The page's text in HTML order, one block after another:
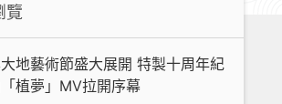
覽
藝術節盛大展開 特製十周年紀
植夢」MV拉開序幕